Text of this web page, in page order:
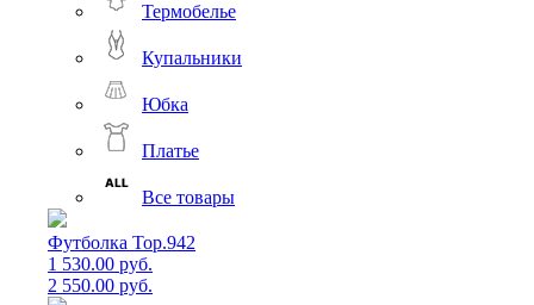
Термобелье
Купальники
Юбка
Платье
Все товары
Футболка Top.942
1 530.00 руб.
2 550.00 руб.